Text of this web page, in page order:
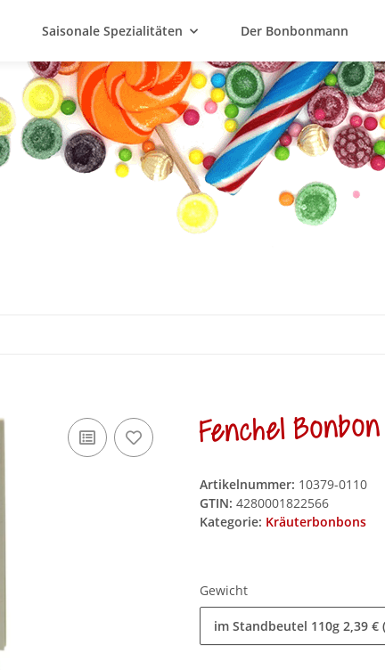
Saisonale Spezialitäten Der Bonbonmann
Fenchel
Artikelnummer: 10379-0110
GTIN: 4280001822566
Kategorie: Kräuterbonbons
Gewicht
im Standbeutel 110g 2,39 €